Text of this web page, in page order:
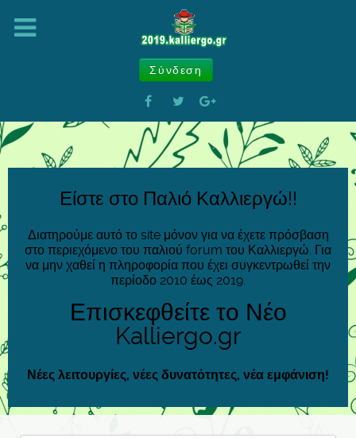
Σύνδεση
Είστε στο Παλιό Καλλιεργώ!!
Διατηρούμε αυτό το site μόνον για να έχετε πρόσβαση
στο περιεχόμενο του παλιού forum του Καλλιεργώ. Για
να μην χαθεί η πληροφορία που έχει συγκεντρωθεί την
περίοδο 2010 έως 2019.
Επισκεφθείτε το Νέο
Kalliergo.gr
Νέες λειτουργίες, νέες δυνατότητες, νέα εμφάνιση!